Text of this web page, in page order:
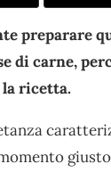
preparare
di carne,
la ricetta.